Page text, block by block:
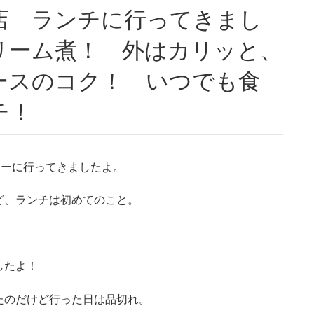
ム煮！ 外はカリッと、
スのコク！ いつでも食
に行ってきましたよ。
ランチは初めてのこと。
よ！
だけど行った日は品切れ。